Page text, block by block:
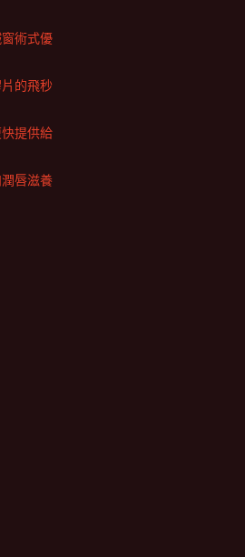
術式優
的飛秒
提供給
唇滋養